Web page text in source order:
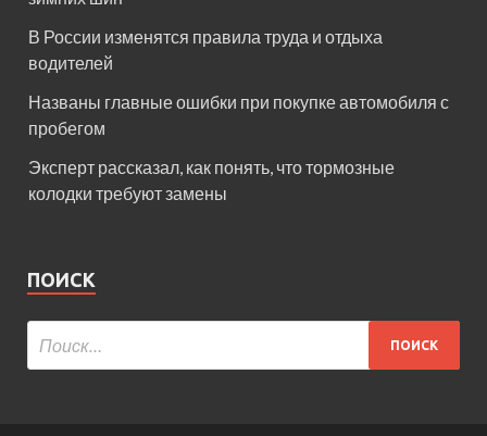
В России изменятся правила труда и отдыха
водителей
Названы главные ошибки при покупке автомобиля с
пробегом
Эксперт рассказал, как понять, что тормозные
колодки требуют замены
ПОИСК